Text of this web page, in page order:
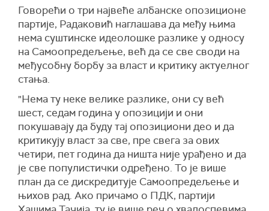
Говорећи о три највеће албанске опозиционе
партије, Радаковић наглашава да међу њима
нема суштинске идеолошке разлике у односу
на Самоопредељење, већ да се све своди на
међусобну борбу за власт и критику актуелног
стања.
"Нема ту неке велике разлике, они су већ
шест, седам година у опозицији и они
покушавају да буду тај опозициони део и да
критикују власт за све, пре свега за ових
четири, пет година да ништа није урађено и да
је све популистички одређено. То је више
план да се дискредитује Самоопредељење и
њихов рад. Ако причамо о ПДК, партији